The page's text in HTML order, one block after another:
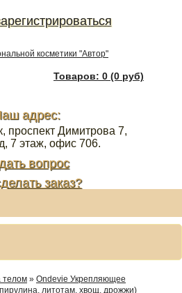
Товаров: 0 (0 руб)
адрес:
проспект Димитрова 7,
7 этаж, офис 706.
вопрос
заказ?
телом » Ondevie Укрепляющее
литотам, хвощ, дрожжи)